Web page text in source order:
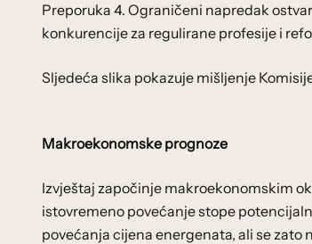
Preporuka 4. Ograničeni napredak
konkurencije za regulirane profesije i
Sljedeća slika pokazuje mišljenje
Makroekonomske prognoze
Izvještaj započinje makroekonomskim
istovremeno povećanje stope
povećanja cijena energenata, ali se zato